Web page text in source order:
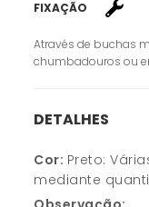
FIXAÇÃO
Através de buchas
chumbadouros ou
DETALHES
Cor: Preto:
mediante